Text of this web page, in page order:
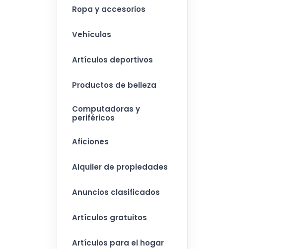
Ropa y accesorios
Vehículos
Artículos deportivos
Productos de belleza
Computadoras y
periféricos
Aficiones
Alquiler de propiedades
Anuncios clasificados
Artículos gratuitos
Artículos para el hogar